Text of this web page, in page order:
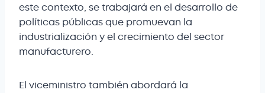
este contexto, se trabajará en el desarrollo de
políticas públicas que promuevan la
industrialización y el crecimiento del sector
manufacturero.
El viceministro también abordará la